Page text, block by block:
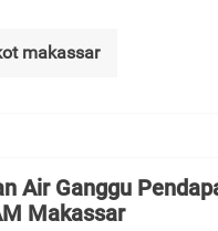
makassar
Air Ganggu
Makassar